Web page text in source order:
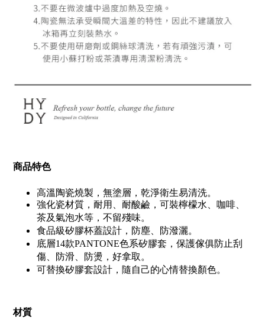
商品特色
高溫陶瓷燒製，無塗層，乾淨衛生易清洗。
強化瓷材質，耐用、耐酸鹼，可裝檸檬水、咖啡、
茶及氣泡水等，不留殘味。
食品級矽膠杯蓋設計，防塵、防潑灑。
底層14款PANTONE色系矽膠套，保護傢俱防止刮
傷、防滑、防燙，好拿取。
可替換矽膠套設計，隨自己的心情替換顏色。
材質